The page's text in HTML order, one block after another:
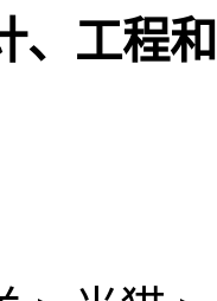
、工程